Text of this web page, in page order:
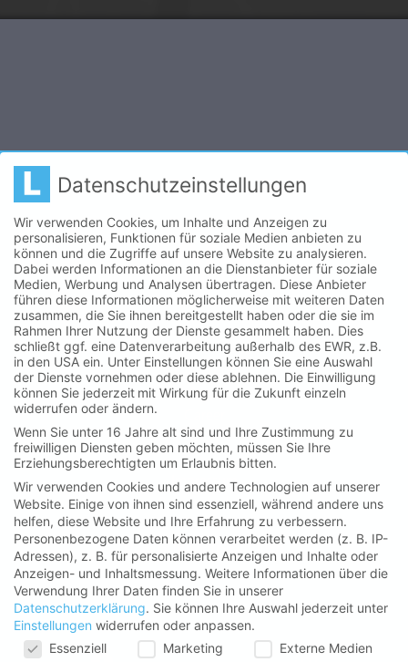
Lanserhof
Press
SHOP
Impressum
Barrierefreiheit
Datenschutzerklärung
Datenschutzeinstellungen
Datenschutzeinstellungen
Wir verwenden Cookies, um Inhalte und Anzeigen zu
personalisieren, Funktionen für soziale Medien anbieten zu
können und die Zugriffe auf unsere Website zu analysieren.
Dabei werden Informationen an die Dienstanbieter für soziale
Medien, Werbung und Analysen übertragen. Diese Anbieter
führen diese Informationen möglicherweise mit weiteren Daten
zusammen, die Sie ihnen bereitgestellt haben oder die sie im
Rahmen Ihrer Nutzung der Dienste gesammelt haben. Dies
schließt ggf. eine Datenverarbeitung außerhalb des EWR, z.B.
in den USA ein. Unter Einstellungen können Sie eine Auswahl
der Dienste vornehmen oder diese ablehnen. Die Einwilligung
können Sie jederzeit mit Wirkung für die Zukunft einzeln
widerrufen oder ändern.
Wenn Sie unter 16 Jahre alt sind und Ihre Zustimmung zu
freiwilligen Diensten geben möchten, müssen Sie Ihre
Erziehungsberechtigten um Erlaubnis bitten.
Wir verwenden Cookies und andere Technologien auf unserer
Website. Einige von ihnen sind essenziell, während andere uns
helfen, diese Website und Ihre Erfahrung zu verbessern.
Personenbezogene Daten können verarbeitet werden (z. B. IP-
Adressen), z. B. für personalisierte Anzeigen und Inhalte oder
Anzeigen- und Inhaltsmessung. Weitere Informationen über die
Verwendung Ihrer Daten finden Sie in unserer
Datenschutzerklärung. Sie können Ihre Auswahl jederzeit unter
Einstellungen widerrufen oder anpassen.
Datenschutzeinstellungen
Essenziell Marketing Externe Medien